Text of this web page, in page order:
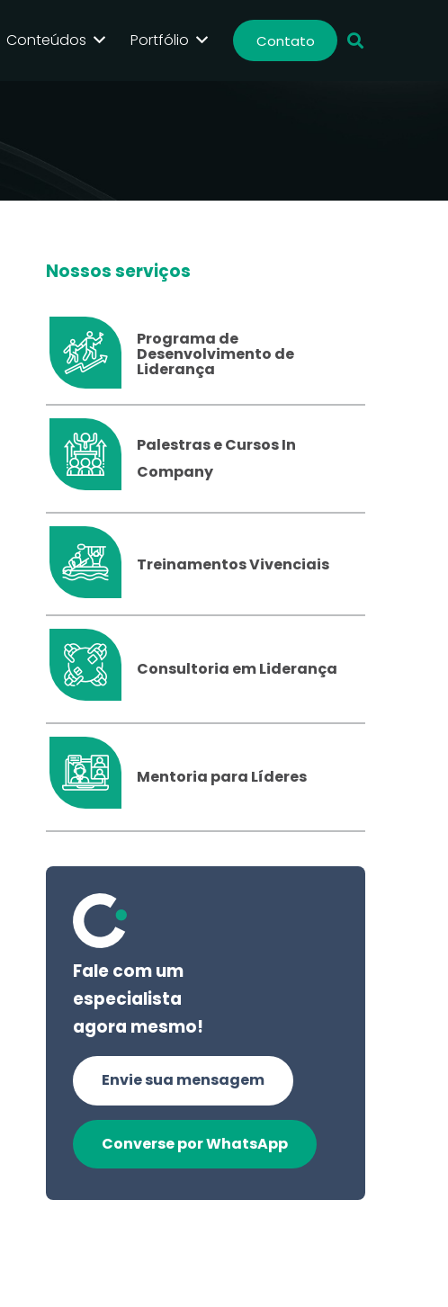
Conteúdos Portfólio Contato
Nossos serviços
Programa de
Desenvolvimento de
Liderança
Palestras e Cursos In
Company
Treinamentos Vivenciais
Consultoria em Liderança
Mentoria para Líderes
Fale com um
especialista
agora mesmo!
Envie sua mensagem
Converse por WhatsApp